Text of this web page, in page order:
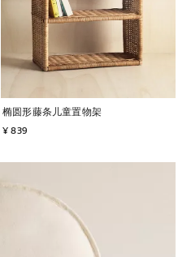
椭圆形藤条儿童置物架
¥ 839